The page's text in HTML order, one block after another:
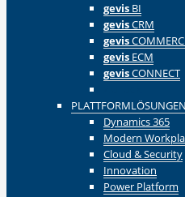
gevis BI
gevisCRM
gevis
gevis ECM
gevisCONNECT
PLATTFORMLÖSUNGEN
Dynamics 365
Modern
Cloud & Security
Innovation
Power Platform